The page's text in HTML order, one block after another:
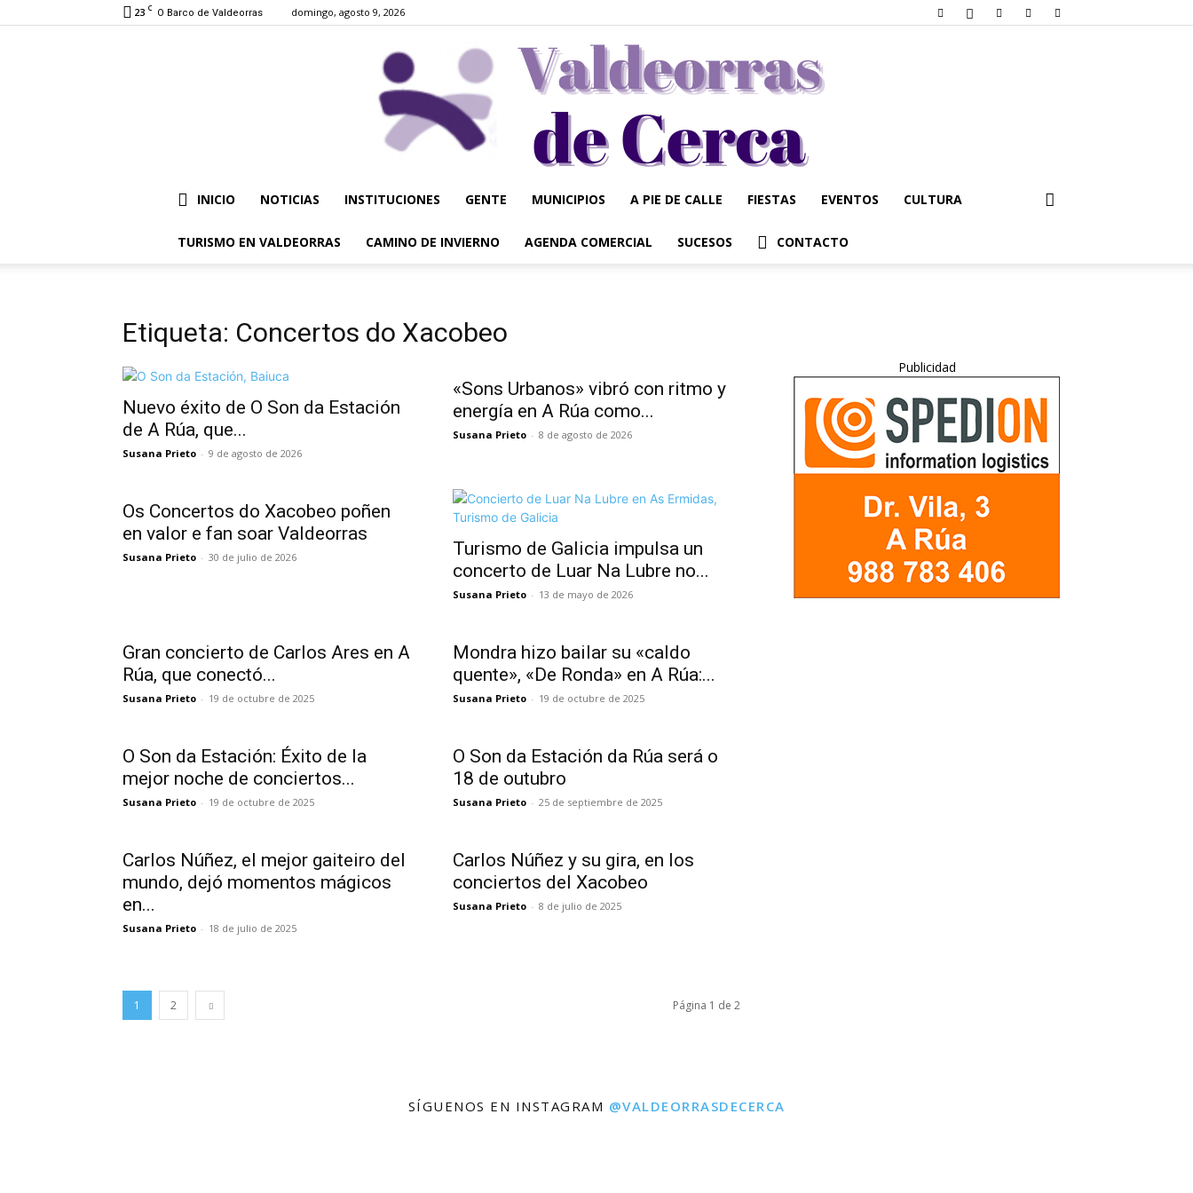
23 C O Barco de Valdeorras domingo, agosto 9, 2026
Valdeorrasdecerca
INICIO NOTICIAS INSTITUCIONES GENTE MUNICIPIOS A PIE DE CALLE FIESTAS EVENTOS CULTURA
TURISMO EN VALDEORRAS CAMINO DE INVIERNO AGENDA COMERCIAL SUCESOS CONTACTO
Etiqueta: Concertos do Xacobeo
Nuevo éxito de O Son da Estación
de A Rúa, que...
Susana Prieto - 9 de agosto de 2026
«Sons Urbanos» vibró con ritmo y
energía en A Rúa como...
Susana Prieto - 8 de agosto de 2026
Os Concertos do Xacobeo poñen
en valor e fan soar Valdeorras
Susana Prieto - 30 de julio de 2026
Turismo de Galicia impulsa un
concerto de Luar Na Lubre no...
Susana Prieto - 13 de mayo de 2026
Gran concierto de Carlos Ares en A
Rúa, que conectó...
Susana Prieto - 19 de octubre de 2025
Mondra hizo bailar su «caldo
quente», «De Ronda» en A Rúa:...
Susana Prieto - 19 de octubre de 2025
O Son da Estación: Éxito de la
mejor noche de conciertos...
Susana Prieto - 19 de octubre de 2025
O Son da Estación da Rúa será o
18 de outubro
Susana Prieto - 25 de septiembre de 2025
Carlos Núñez, el mejor gaiteiro del
mundo, dejó momentos mágicos
en...
Susana Prieto - 18 de julio de 2025
Carlos Núñez y su gira, en los
conciertos del Xacobeo
Susana Prieto - 8 de julio de 2025
1 2 Página 1 de 2
Publicidad
SÍGUENOS EN INSTAGRAM @VALDEORRASDECERCA